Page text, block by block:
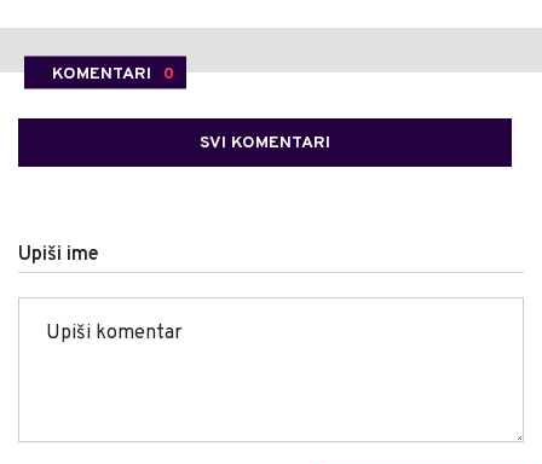
KOMENTARI 0
SVI KOMENTARI
Upiši ime